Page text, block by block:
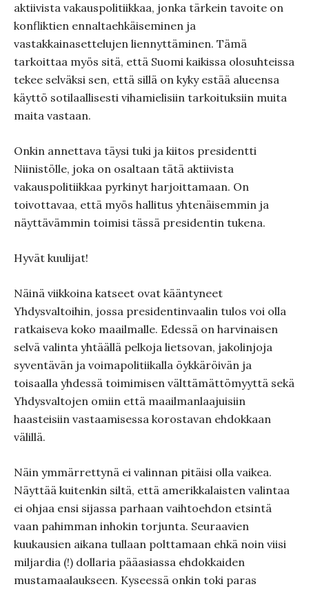
aktiivista vakauspolitiikkaa, jonka tärkein tavoite on
konfliktien ennaltaehkäiseminen ja
vastakkainasettelujen liennyttäminen. Tämä
tarkoittaa myös sitä, että Suomi kaikissa olosuhteissa
tekee selväksi sen, että sillä on kyky estää alueensa
käyttö sotilaallisesti vihamielisiin tarkoituksiin muita
maita vastaan.
Onkin annettava täysi tuki ja kiitos presidentti
Niinistölle, joka on osaltaan tätä aktiivista
vakauspolitiikkaa pyrkinyt harjoittamaan. On
toivottavaa, että myös hallitus yhtenäisemmin ja
näyttävämmin toimisi tässä presidentin tukena.
Hyvät kuulijat!
Näinä viikkoina katseet ovat kääntyneet
Yhdysvaltoihin, jossa presidentinvaalin tulos voi olla
ratkaiseva koko maailmalle. Edessä on harvinaisen
selvä valinta yhtäällä pelkoja lietsovan, jakolinjoja
syventävän ja voimapolitiikalla öykkäröivän ja
toisaalla yhdessä toimimisen välttämättömyyttä sekä
Yhdysvaltojen omiin että maailmanlaajuisiin
haasteisiin vastaamisessa korostavan ehdokkaan
välillä.
Näin ymmärrettynä ei valinnan pitäisi olla vaikea.
Näyttää kuitenkin siltä, että amerikkalaisten valintaa
ei ohjaa ensi sijassa parhaan vaihtoehdon etsintä
vaan pahimman inhokin torjunta. Seuraavien
kuukausien aikana tullaan polttamaan ehkä noin viisi
miljardia (!) dollaria pääasiassa ehdokkaiden
mustamaalaukseen. Kyseessä onkin toki paras